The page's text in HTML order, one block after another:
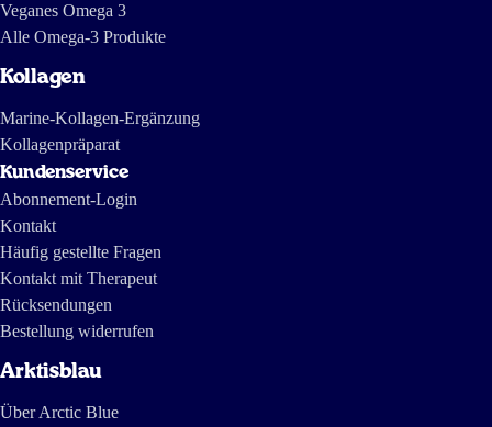
Veganes Omega 3
Alle Omega-3 Produkte
Kollagen
Marine-Kollagen-Ergänzung
Kollagenpräparat
Kundenservice
Abonnement-Login
Kontakt
Häufig gestellte Fragen
Kontakt mit Therapeut
Rücksendungen
Bestellung widerrufen
Arktisblau
Über Arctic Blue